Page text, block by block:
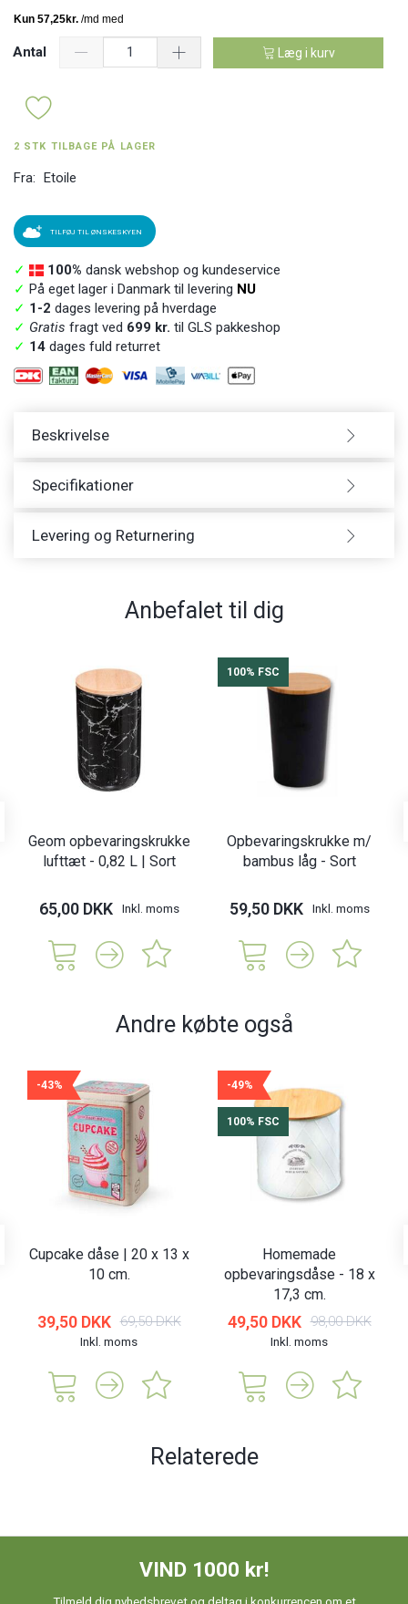
Antal Læg i kurv
2 STK TILBAGE PÅ LAGER
Fra: Etoile
TILFØJ TIL ØNSKESKYEN
✓ 100% dansk webshop og kundeservice
✓ På eget lager i Danmark til levering NU
✓ 1-2 dages levering på hverdage
✓ Gratis fragt ved 699 kr. til GLS pakkeshop
✓ 14 dages fuld returret
Beskrivelse
Specifikationer
Levering og Returnering
Anbefalet til dig
Geom opbevaringskrukke
lufttæt - 0,82 L | Sort
65,00 DKK Inkl. moms
100% FSC
Opbevaringskrukke m/
bambus låg - Sort
59,50 DKK Inkl. moms
Andre købte også
-43%
Cupcake dåse | 20 x 13 x
10 cm.
39,50 DKK 69,50 DKK
Inkl. moms
-49%
100% FSC
Homemade
opbevaringsdåse - 18 x
17,3 cm.
49,50 DKK 98,00 DKK
Inkl. moms
Relaterede
VIND 1000 kr!
Tilmeld dig nyhedsbrevet og deltag i konkurrencen om et